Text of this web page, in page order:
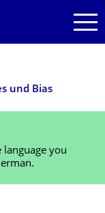
und Bias
language you